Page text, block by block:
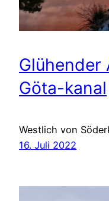
Glühender
Göta-kanal
Westlich von
16. Juli 2022